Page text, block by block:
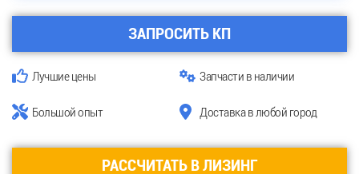
ЗАПРОСИТЬ КП
Лучшие цены Запчасти в наличии
Большой опыт Доставка в любой город
РАССЧИТАТЬ В ЛИЗИНГ